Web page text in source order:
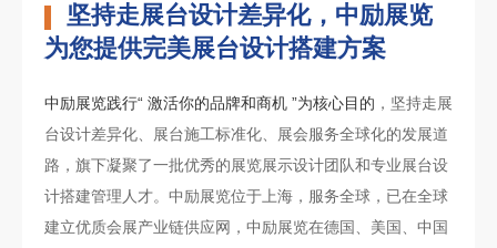
坚持走展台设计差异化，中励展览
为您提供完美展台设计搭建方案
中励展览践行“ 激活你的品牌和商机 ”为核心目的 ，坚持走展
台设计差异化、展台施工标准化、展会服务全球化的发展道
路，旗下凝聚了一批优秀的展览展示设计团队和专业展台设
计搭建管理人才。中励展览位于上海，服务全球，已在全球
建立优质会展产业链供应网，中励展览在德国、美国、中国